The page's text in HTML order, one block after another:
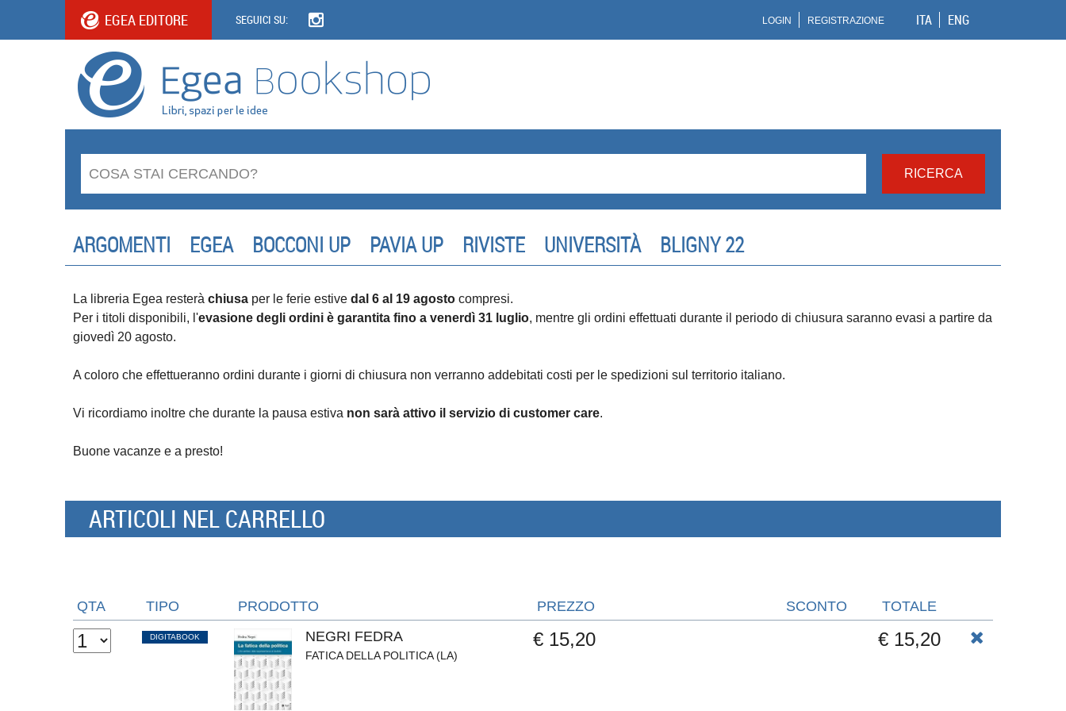
EGEA EDITORE SEGUICI SU: ITA ENG
LOGIN REGISTRAZIONE
ARGOMENTI EGEA BOCCONI UP PAVIA UP RIVISTE UNIVERSITÀ BLIGNY 22
La libreria Egea resterà chiusa per le ferie estive dal 6 al 19 agosto compresi.
Per i titoli disponibili, l'evasione degli ordini è garantita fino a venerdì 31 luglio, mentre gli ordini effettuati durante il periodo di chiusura saranno evasi a partire da
giovedì 20 agosto.
A coloro che effettueranno ordini durante i giorni di chiusura non verranno addebitati costi per le spedizioni sul territorio italiano.
Vi ricordiamo inoltre che durante la pausa estiva non sarà attivo il servizio di customer care.
Buone vacanze e a presto!
ARTICOLI NEL CARRELLO
QTA TIPO PRODOTTO PREZZO SCONTO TOTALE
DIGITABOOK NEGRI FEDRA
FATICA DELLA POLITICA (LA)
€ 15,20 € 15,20